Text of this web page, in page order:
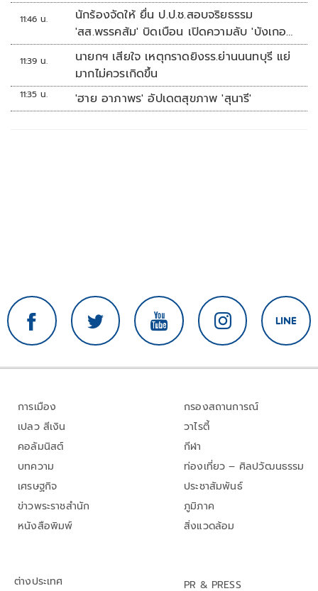
11:46 น.
นักร้องจัดให้ ยื่น ป.ป.ช.สอบจริยธรรม
'สส.พรรคส้ม' บิดเบือน เปิดความลับ 'บังเกอร์
ทหาร'
11:39 น.
นายกฯ เสียใจ เหตุกราดยิงรร.ย่านนนทบุรี แย่
มากไม่ควรเกิดขึ้น
11:35 น. 'ฮาย อาภาพร' อัปเดตสุขภาพ 'สุนารี'
การเมือง
เปลว สีเงิน
คอลัมนิสต์
บทความ
เศรษฐกิจ
ข่าวพระราชสำนัก
หนังสือพิมพ์
กรองสถานการณ์
วาไรตี้
กีฬา
ท่องเที่ยว – ศิลปวัฒนธรรม
ประชาสัมพันธ์
ภูมิภาค
สิ่งแวดล้อม
ต่างประเทศ PR & PRESS